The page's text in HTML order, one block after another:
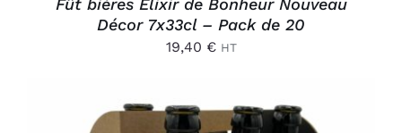
Fût bières Elixir de Bonheur Nouveau
Décor 7x33cl – Pack de 20
19,40 € HT